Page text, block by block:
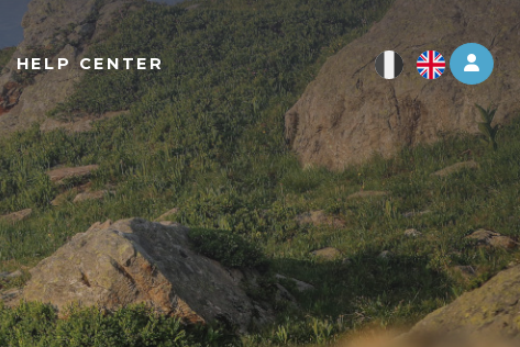
Log
HELP CENTER